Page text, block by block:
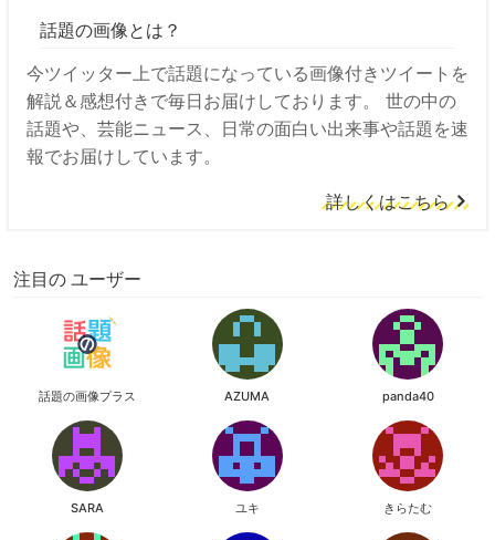
話題の画像とは？
今ツイッター上で話題になっている画像付きツイートを
解説＆感想付きで毎日お届けしております。 世の中の
話題や、芸能ニュース、日常の面白い出来事や話題を速
報でお届けしています。
詳しくはこちら
注目の ユーザー
話題の画像プラス AZUMA panda40
SARA ユキ きらたむ